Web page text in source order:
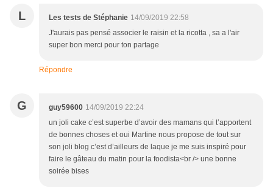
L Les tests de Stéphanie 14/09/2019 22:58
J'aurais pas pensé associer le raisin et la ricotta , sa a l'air
super bon merci pour ton partage
Répondre
G guy59600 14/09/2019 22:24
un joli cake c’est superbe d’avoir des mamans qui t’apportent
de bonnes choses et oui Martine nous propose de tout sur
son joli blog c’est d’ailleurs de laque je me suis inspiré pour
faire le gâteau du matin pour la foodista<br /> une bonne
soirée bises